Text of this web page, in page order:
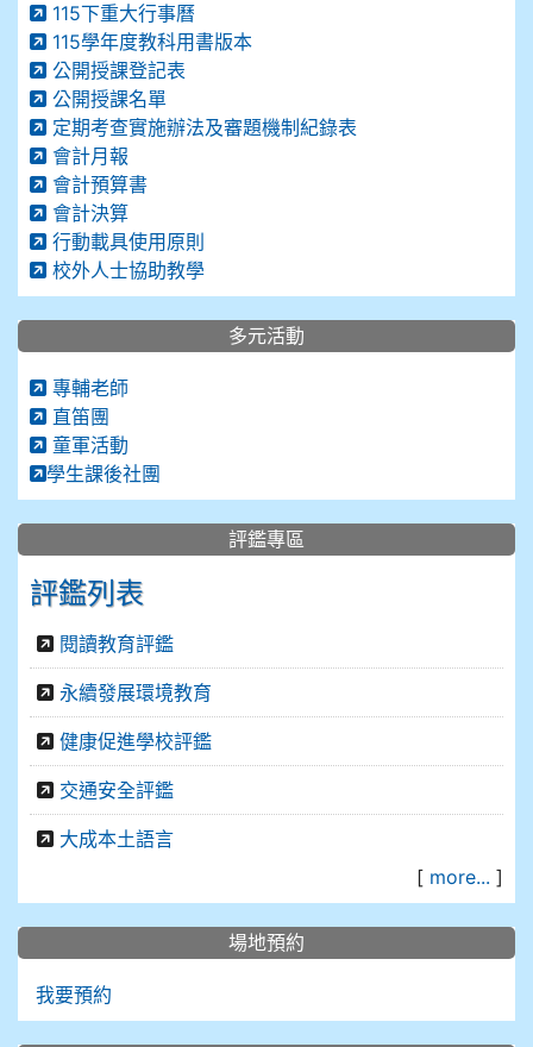
115下重大行事曆
115學年度教科用書版本
公開授課登記表
公開授課名單
定期考查實施辦法及審題機制紀錄表
會計月報
會計預算書
會計決算
行動載具使用原則
校外人士協助教學
多元活動
專輔老師
直笛團
童軍活動
學生課後社團
評鑑專區
評鑑列表
閱讀教育評鑑
永續發展環境教育
健康促進學校評鑑
交通安全評鑑
大成本土語言
[ more... ]
場地預約
我要預約